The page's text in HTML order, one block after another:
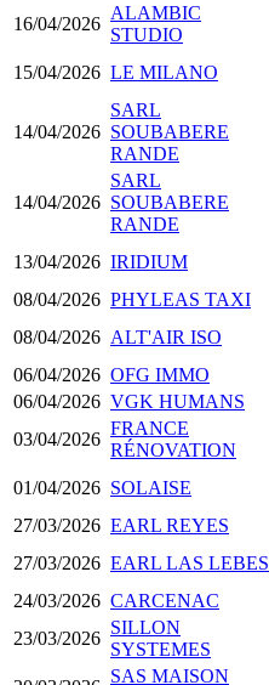
16/04/2026
ALAMBIC
STUDIO
15/04/2026 LE MILANO
14/04/2026
SARL
SOUBABERE
RANDE
14/04/2026
SARL
SOUBABERE
RANDE
13/04/2026 IRIDIUM
08/04/2026 PHYLEAS TAXI
08/04/2026 ALT'AIR ISO
06/04/2026 OFG IMMO
06/04/2026 VGK HUMANS
03/04/2026
FRANCE
RÉNOVATION
01/04/2026 SOLAISE
27/03/2026 EARL REYES
27/03/2026 EARL LAS LEBES
24/03/2026 CARCENAC
23/03/2026
SILLON
SYSTEMES
SAS MAISON